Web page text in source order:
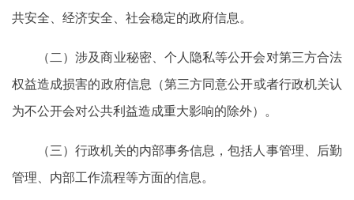
共安全、经济安全、社会稳定的政府信息。
（二）涉及商业秘密、个人隐私等公开会对第三方合法
权益造成损害的政府信息（第三方同意公开或者行政机关认
为不公开会对公共利益造成重大影响的除外）。
（三）行政机关的内部事务信息，包括人事管理、后勤
管理、内部工作流程等方面的信息。